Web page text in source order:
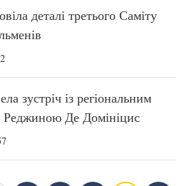
деталі третього Саміту
зустріч із регіональним
Де Домініцис